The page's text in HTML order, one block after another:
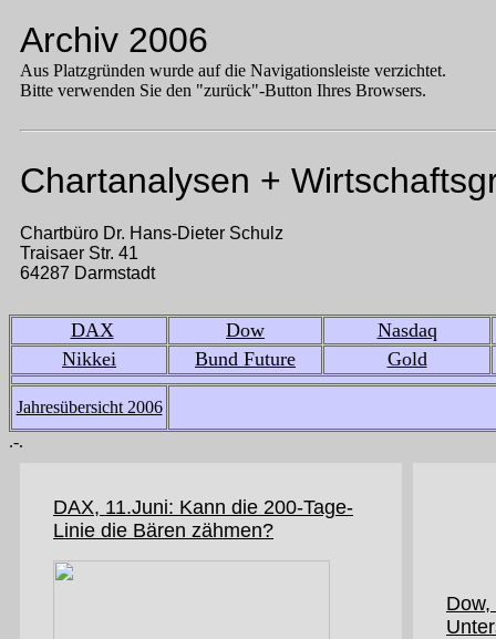
Archiv 2006
Aus Platzgründen wurde auf die Navigationsleiste verzichtet.
Bitte verwenden Sie den "zurück"-Button Ihres Browsers.
Chartanalysen +
Chartbüro Dr. Hans-Dieter Schulz
Traisaer Str. 41
64287 Darmstadt
DAX Dow
Nasdaq
Nikkei
Bund Future Gold
Jahresübersicht 2006
.-.
DAX, 11.Juni: Kann die 200-Tage-
Linie die Bären zähmen?